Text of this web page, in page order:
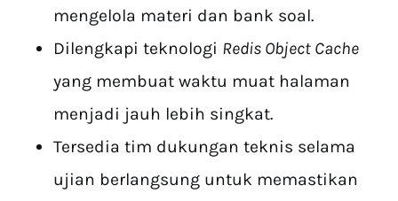
mengelola materi dan bank soal.
Dilengkapi teknologi Redis Object Cache
yang membuat waktu muat halaman
menjadi jauh lebih singkat.
Tersedia tim dukungan teknis selama
ujian berlangsung untuk memastikan